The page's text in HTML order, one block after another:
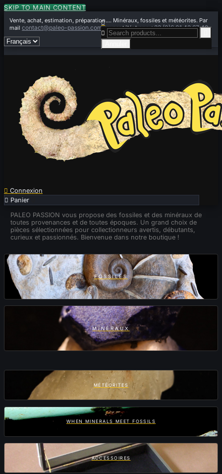
SKIP TO MAIN CONTENT
Vente, achat, estimation, préparation.... Minéraux, fossiles et météorites. Par
mailcontact@paleo-passion.comou par téléphone+33 (0)6 01 42 67 49
 Connexion
 Panier


PALEO PASSION vous propose des fossiles et des minéraux de
toutes provenances et de toutes époques. Un grand choix de
pièces sélectionnées pour collectionneurs avertis, débutants,
curieux et passionnés. Bienvenue dans notre boutique !
FOSSILES
MINÉRAUX
MÉTÉORITES
WHEN MINERALS MEET FOSSILS
ACCESSOIRES